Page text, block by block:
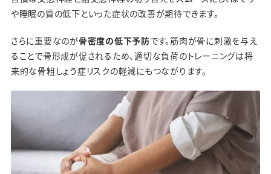
や睡眠の質の低下といった症状の改善が期待できます。
さらに重要なのが骨密度の低下予防です。筋肉が骨に刺激を与え
ることで骨形成が促されるため、適切な負荷のトレーニングは将
来的な骨粗しょう症リスクの軽減にもつながります。